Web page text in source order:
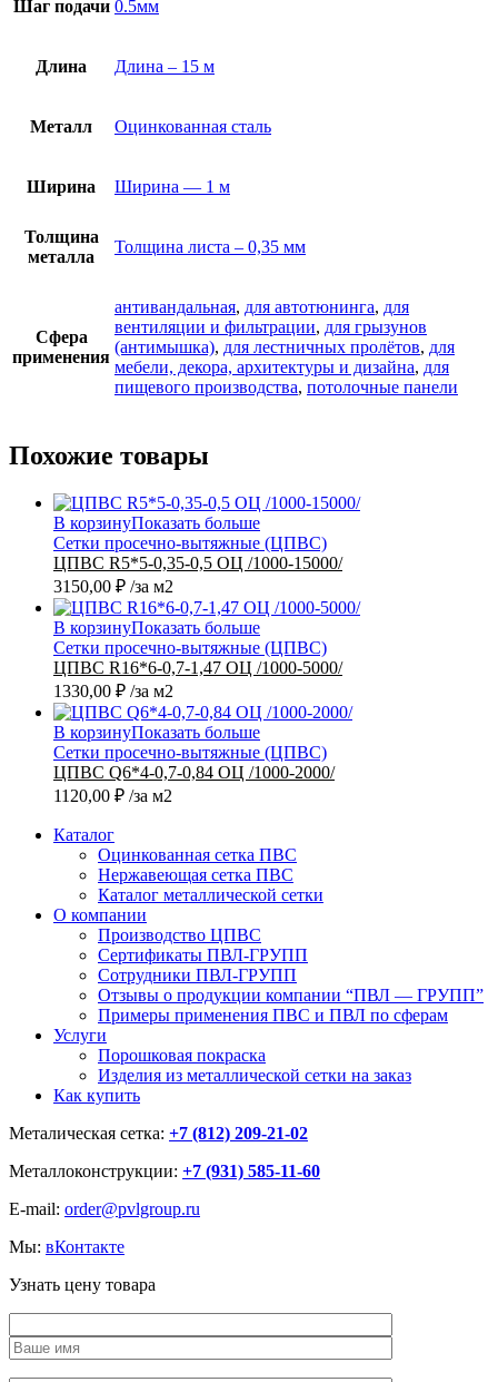
Шаг подачи 0.5мм
Длина Длина – 15 м
Металл Оцинкованная сталь
Ширина Ширина — 1 м
Толщина
металла
Толщина листа – 0,35 мм
Сфера
применения
антивандальная, для автотюнинга, для
вентиляции и фильтрации, для грызунов
(антимышка), для лестничных пролётов, для
мебели, декора, архитектуры и дизайна, для
пищевого производства, потолочные панели
Похожие товары
В корзинуПоказать больше
Сетки просечно-вытяжные (ЦПВС)
ЦПВС R5*5-0,35-0,5 ОЦ /1000-15000/
3150,00 ₽ /за м2
В корзинуПоказать больше
Сетки просечно-вытяжные (ЦПВС)
ЦПВС R16*6-0,7-1,47 ОЦ /1000-5000/
1330,00 ₽ /за м2
В корзинуПоказать больше
Сетки просечно-вытяжные (ЦПВС)
ЦПВС Q6*4-0,7-0,84 ОЦ /1000-2000/
1120,00 ₽ /за м2
Каталог
Оцинкованная сетка ПВС
Нержавеющая сетка ПВС
Каталог металлической сетки
О компании
Производство ЦПВС
Сертификаты ПВЛ-ГРУПП
Сотрудники ПВЛ-ГРУПП
Отзывы о продукции компании “ПВЛ — ГРУПП”
Примеры применения ПВС и ПВЛ по сферам
Услуги
Порошковая покраска
Изделия из металлической сетки на заказ
Как купить
Металическая сетка: +7 (812) 209-21-02
Металлоконструкции: +7 (931) 585-11-60
E-mail: order@pvlgroup.ru
Мы: вКонтакте
Узнать цену товара